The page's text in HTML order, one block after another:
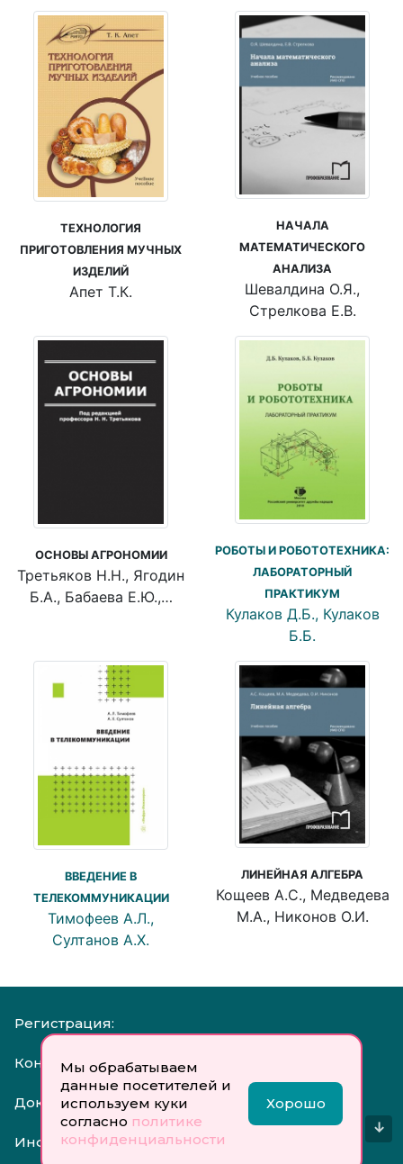
Мы обрабатываем
данные посетителей и
используем куки
согласно политике
конфиденциальности
Хорошо
ТЕХНОЛОГИЯ
ПРИГОТОВЛЕНИЯ МУЧНЫХ
ИЗДЕЛИЙ
Апет Т.К.
НАЧАЛА
МАТЕМАТИЧЕСКОГО
АНАЛИЗА
Шевалдина О.Я.,
Стрелкова Е.В.
ОСНОВЫ АГРОНОМИИ
Третьяков Н.Н., Ягодин
Б.А., Бабаева Е.Ю.,…
РОБОТЫ И РОБОТОТЕХНИКА:
ЛАБОРАТОРНЫЙ
ПРАКТИКУМ
Кулаков Д.Б., Кулаков
Б.Б.
ВВЕДЕНИЕ В
ТЕЛЕКОММУНИКАЦИИ
Тимофеев А.Л.,
Султанов А.Х.
ЛИНЕЙНАЯ АЛГЕБРА
Кощеев А.С., Медведева
М.А., Никонов О.И.
Регистрация:
Контакты:
Документы:
Инфо:
↓